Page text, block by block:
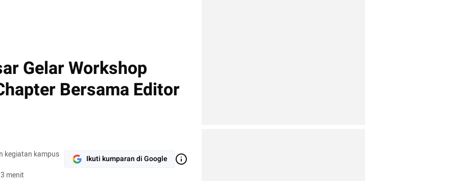
Gelar Workshop
Bersama Editor
kegiatan kampus
menit
Ikuti kumparan di Google